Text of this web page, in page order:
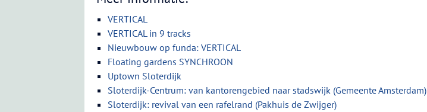
VERTICAL
VERTICAL in 9 tracks
Nieuwbouw op funda: VERTICAL
Floating gardens SYNCHROON
Uptown Sloterdijk
Sloterdijk-Centrum: van kantorengebied naar stadswijk (Gemeente Amsterdam)
Sloterdijk: revival van een rafelrand (Pakhuis de Zwijger)